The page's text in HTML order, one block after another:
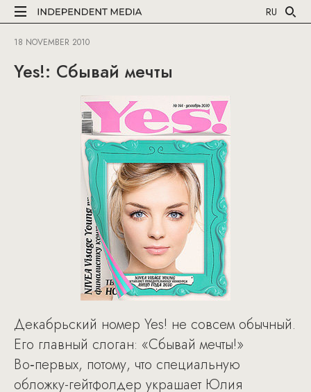
RU
18 NOVEMBER 2010
Yes!: Сбывай мечты
Декабрьский номер Yes! не совсем обычный.
Его главный слоган: «Сбывай мечты!»
Во‑первых, потому, что специальную
обложку-гейтфолдер украшает Юлия